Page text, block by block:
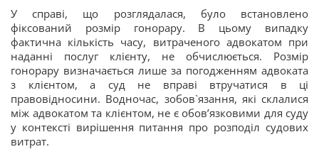
У справі, що розглядалася, було встановлено
фіксований розмір гонорару. В цьому випадку
фактична кількість часу, витраченого адвокатом при
наданні послуг клієнту, не обчислюється. Розмір
гонорару визначається лише за погодженням адвоката
з клієнтом, а суд не вправі втручатися в ці
правовідносини. Водночас, зобов`язання, які склалися
між адвокатом та клієнтом, не є обов’язковими для суду
у контексті вирішення питання про розподіл судових
витрат.